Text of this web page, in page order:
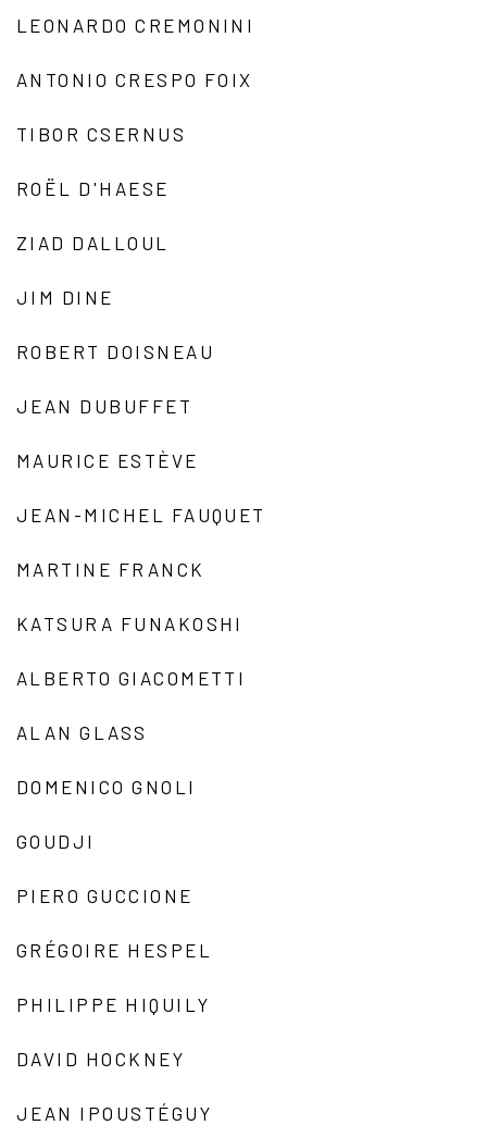
LEONARDO CREMONINI
ANTONIO CRESPO FOIX
TIBOR CSERNUS
ROËL D'HAESE
ZIAD DALLOUL
JIM DINE
ROBERT DOISNEAU
JEAN DUBUFFET
MAURICE ESTÈVE
JEAN-MICHEL FAUQUET
MARTINE FRANCK
KATSURA FUNAKOSHI
ALBERTO GIACOMETTI
ALAN GLASS
DOMENICO GNOLI
GOUDJI
PIERO GUCCIONE
GRÉGOIRE HESPEL
PHILIPPE HIQUILY
DAVID HOCKNEY
JEAN IPOUSTÉGUY